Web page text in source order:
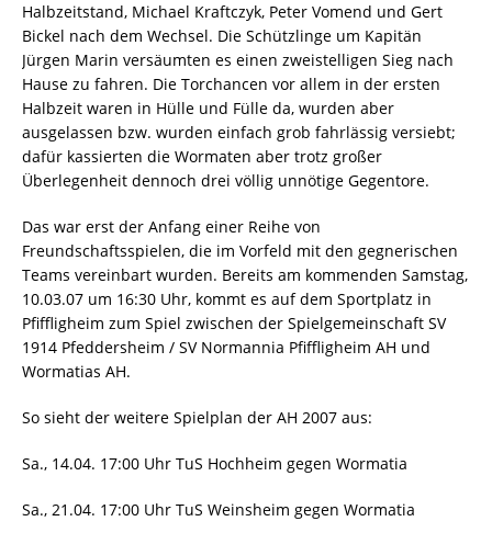
Halbzeitstand, Michael Kraftczyk, Peter Vomend und Gert
Bickel nach dem Wechsel. Die Schützlinge um Kapitän
Jürgen Marin versäumten es einen zweistelligen Sieg nach
Hause zu fahren. Die Torchancen vor allem in der ersten
Halbzeit waren in Hülle und Fülle da, wurden aber
ausgelassen bzw. wurden einfach grob fahrlässig versiebt;
dafür kassierten die Wormaten aber trotz großer
Überlegenheit dennoch drei völlig unnötige Gegentore.
Das war erst der Anfang einer Reihe von
Freundschaftsspielen, die im Vorfeld mit den gegnerischen
Teams vereinbart wurden. Bereits am kommenden Samstag,
10.03.07 um 16:30 Uhr, kommt es auf dem Sportplatz in
Pfiffligheim zum Spiel zwischen der Spielgemeinschaft SV
1914 Pfeddersheim / SV Normannia Pfiffligheim AH und
Wormatias AH.
So sieht der weitere Spielplan der AH 2007 aus:
Sa., 14.04. 17:00 Uhr TuS Hochheim gegen Wormatia
Sa., 21.04. 17:00 Uhr TuS Weinsheim gegen Wormatia